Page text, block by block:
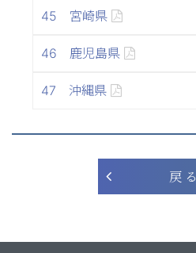
45 宮崎県
46 鹿児島県
47 沖縄県
戻 る